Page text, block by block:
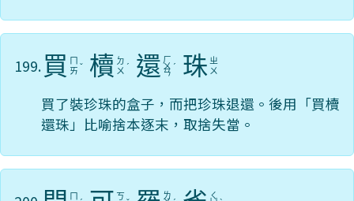
199. 買 ㄞ ˇ 櫝 ㄉ
ㄨ ˊ 還 ㄏ
ㄨ
ㄢ
ˊ 珠 ㄓ
ㄨ
買了裝珍珠的盒子，而把珍珠退還。後用「買櫝
還珠」比喻捨本逐末，取捨失當。
ㄎ
ㄌ ㄑ